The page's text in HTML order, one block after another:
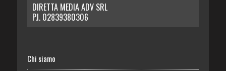
DIRETTA MEDIA ADV SRL
P.I. 02839380306
Chi siamo